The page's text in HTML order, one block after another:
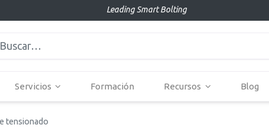
Leading Smart Bolting
Servicios Formación Recursos Blog
tensionado